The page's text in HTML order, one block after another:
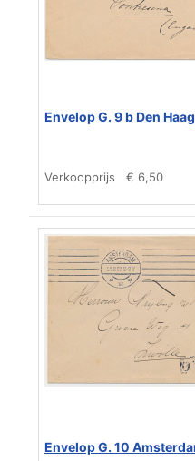
Envelop G. 9 b Den
Verkoopprijs € 6,50
Envelop G. 10